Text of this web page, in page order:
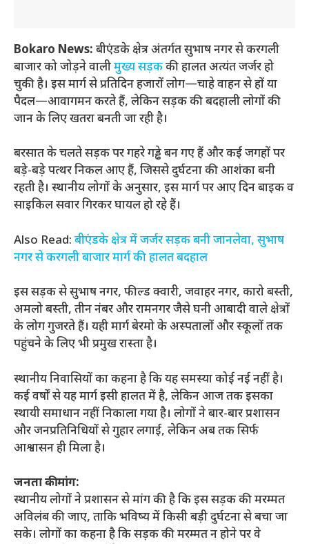
Bokaro News: बीएंडके क्षेत्र अंतर्गत सुभाष नगर से करगली
बाजार को जोड़ने वालीमुख्य सड़ककी हालत अत्यंत जर्जर हो
चुकी है। इस मार्ग से प्रतिदिन हजारों लोग—चाहे वाहन से हों या
पैदल—आवागमन करते हैं, लेकिन सड़क की बदहाली लोगों की
जान के लिए खतरा बनती जा रही है।
बरसात के चलते सड़क पर गहरे गड्ढे बन गए हैं और कई जगहों पर
बड़े-बड़े पत्थर निकल आए हैं, जिससे दुर्घटना की आशंका बनी
रहती है। स्थानीय लोगों के अनुसार, इस मार्ग पर आए दिन बाइक व
साइकिल सवार गिरकर घायल हो रहे हैं।
Also Read: बीएंडके क्षेत्र में जर्जर सड़क बनी जानलेवा, सुभाष
नगर से करगली बाजार मार्ग की हालत बदहाल
इस सड़क से सुभाष नगर, फील्ड क्वारी, जवाहर नगर, कारो बस्ती,
अमलो बस्ती, तीन नंबर और रामनगर जैसे घनी आबादी वाले क्षेत्रों
के लोग गुजरते हैं। यही मार्ग बेरमो के अस्पतालों और स्कूलों तक
पहुंचने के लिए भी प्रमुख रास्ता है।
स्थानीय निवासियों का कहना है कि यह समस्या कोई नई नहीं है।
कई वर्षों से यह मार्ग इसी हालत में है, लेकिन आज तक इसका
स्थायी समाधान नहीं निकाला गया है। लोगों ने बार-बार प्रशासन
और जनप्रतिनिधियों से गुहार लगाई, लेकिन अब तक सिर्फ
आश्वासन ही मिला है।
जनता की मांग:
स्थानीय लोगों ने प्रशासन से मांग की है कि इस सड़क की मरम्मत
अविलंब की जाए, ताकि भविष्य में किसी बड़ी दुर्घटना से बचा जा
सके। लोगों का कहना है कि सड़क की मरम्मत न होने पर वे